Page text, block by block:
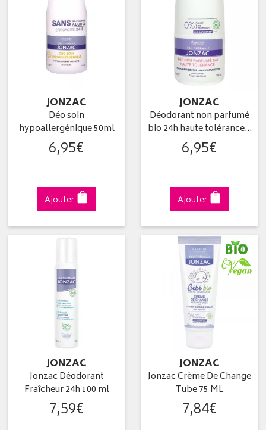
JONZAC
Déo soin
hypoallergénique 50ml
6,95€
Ajouter
JONZAC
Déodorant non parfumé
bio 24h haute tolérance…
6,95€
Ajouter
JONZAC
Jonzac Déodorant
Fraîcheur 24h 100 ml
7,59€
JONZAC
Jonzac Crème De Change
Tube 75 ML
7,84€